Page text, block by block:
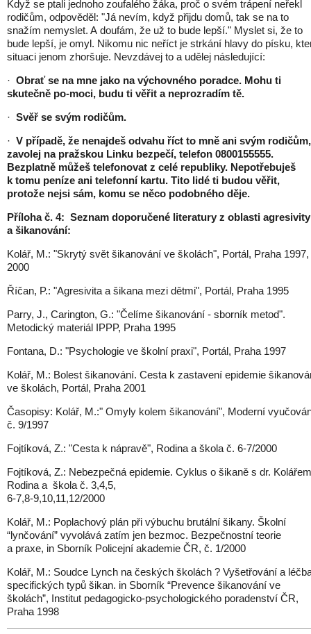
Když se ptali jednoho zoufalého žáka, proč o svém trápení neřekl
rodičům, odpověděl: "Já nevím, když přijdu domů, tak se na to
snažím nemyslet. A doufám, že už to bude lepší." Myslet si, že to
bude lepší, je omyl. Nikomu nic neříct je strkání hlavy do písku,
situaci jenom zhoršuje. Nevzdávej to a udělej následující:
· Obrať se na mne jako na výchovného poradce. Mohu ti
skutečně po-moci, budu ti věřit a neprozradím tě.
· Svěř se svým rodičům.
· V případě, že nenajdeš odvahu říct to mně ani svým rodičům,
zavolej na pražskou Linku bezpečí, telefon 0800155555.
Bezplatně můžeš telefonovat z celé republiky. Nepotřebuješ
k tomu peníze ani telefonní kartu. Tito lidé ti budou věřit,
protože nejsi sám, komu se něco podobného děje.
Příloha č. 4: Seznam doporučené literatury z oblasti agresivity
a šikanování:
Kolář, M.: "Skrytý svět šikanování ve školách", Portál, Praha 1997,
2000
Říčan, P.: "Agresivita a šikana mezi dětmi", Portál, Praha 1995
Parry, J., Carington, G.: "Čelíme šikanování - sborník metod".
Metodický materiál IPPP, Praha 1995
Fontana, D.: "Psychologie ve školní praxi", Portál, Praha 1997
Kolář, M.: Bolest šikanování. Cesta k zastavení epidemie
ve školách, Portál, Praha 2001
Časopisy: Kolář, M.:" Omyly kolem šikanování", Moderní
č. 9/1997
Fojtíková, Z.: "Cesta k nápravě", Rodina a škola č. 6-7/2000
Fojtíková, Z.: Nebezpečná epidemie. Cyklus o šikaně s dr.
Rodina a škola č. 3,4,5,
6-7,8-9,10,11,12/2000
Kolář, M.: Poplachový plán při výbuchu brutální šikany. Školní
“lynčování” vyvolává zatím jen bezmoc. Bezpečnostní teorie
a praxe, in Sborník Policejní akademie ČR, č. 1/2000
Kolář, M.: Soudce Lynch na českých školách ? Vyšetřování a
specifických typů šikan. in Sborník “Prevence šikanování ve
školách”, Institut pedagogicko-psychologického poradenství ČR,
Praha 1998